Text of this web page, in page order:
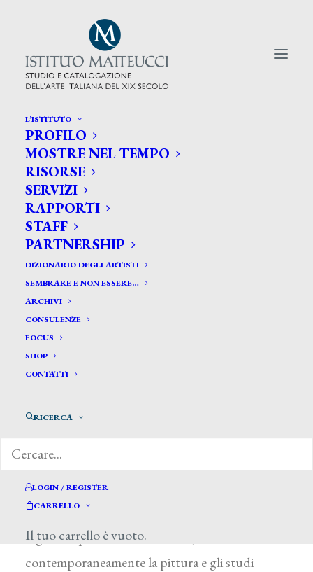
L’ISTITUTO
PROFILO
MOSTRE NEL TEMPO
RISORSE
SERVIZI
RAPPORTI
STAFF
PARTNERSHIP
DIZIONARIO DEGLI ARTISTI
SEMBRARE E NON ESSERE…
ARCHIVI
CONSULENZE
FOCUS
SHOP
CONTATTI
RICERCA
LOGIN / REGISTER
CARRELLO
Il tuo carrello è vuoto.
CERCA TRA GLI ARTISTI:
Search
for:
BISCARRA CARLO FELICE
Torino 1823 – 1894
Figlio del pittore G. B. Biscarra, coltivò
contemporaneamente la pittura e gli studi